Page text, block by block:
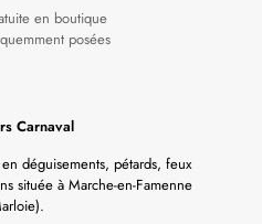
en boutique
posées
Carnaval
déguisements, pétards, feux
située à Marche-en-Famenne